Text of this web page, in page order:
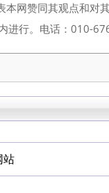
网赞同其观点和对其
进行。电话：010-
站